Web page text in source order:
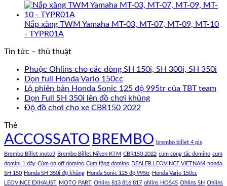
Nắp xăng TWM Yamaha MT-03, MT-07, MT-09, MT-10
- TYPR01A
Tin tức – thủ thuật
Phuộc Ohlins cho các dòng SH 150i, SH 300i, SH 350i
Dọn full Honda Vario 150cc
Lộ phiên bản Honda Sonic 125 độ 995tr của TBT team
Dọn Full SH 350i lên đồ chơi khủng
Độ đồ chơi cho xe CBR150 2022
Thẻ
ACCOSSATO BREMBO brembo billet 4 pis
Brembo Billet moto3 Brembo Billet Niken KTM CBR150 2022 cùm công tắc domino cùm
domini 1 dây Cùm on off domino Cùm tăng domino DEALER LEOVINCE VIETNAM honda
SH 150 Honda SH 350i độ khủng Honda Sonic 125 độ 995tr Honda Vario 150cc
LEOVINCE EXHAUST MOTO PART Ohlins 813 816 817 ohlins HO545 Ohlins SH Ohlins